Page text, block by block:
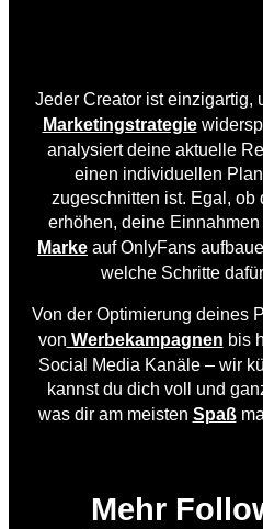
Jeder Creator ist einzigartig,
Marketingstrategie
analysiert deine aktuelle
einen individuellen
zugeschnitten ist. Egal, ob
erhöhen, deine
Marke auf OnlyFans
welche Schritte
Von der Optimierung deines
von Werbekampagnen bis
Social Media Kanäle – wir
kannst du dich voll und
was dir am meisten Spaß
Mehr